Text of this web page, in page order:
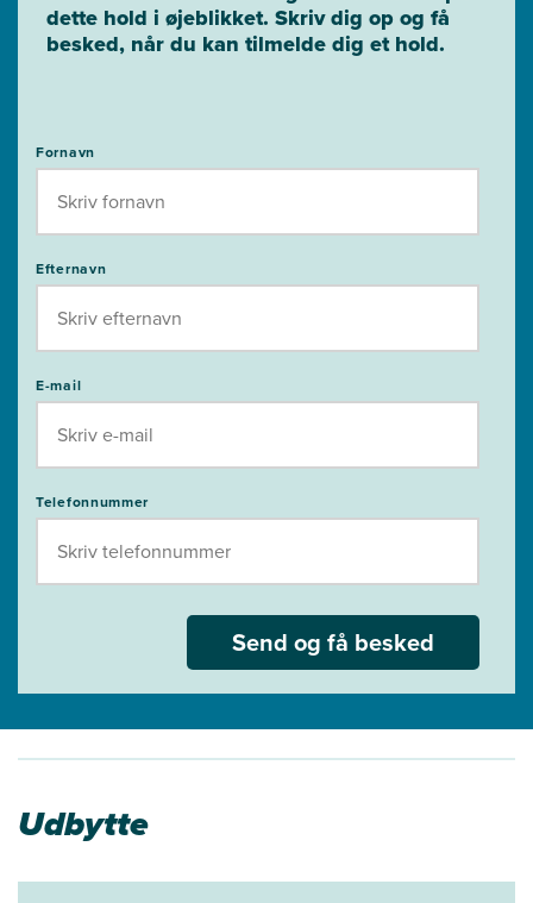
dette hold i øjeblikket. Skriv dig op og få
besked, når du kan tilmelde dig et hold.
Fornavn
Efternavn
E-mail
Telefonnummer
Send og få besked
Udbytte